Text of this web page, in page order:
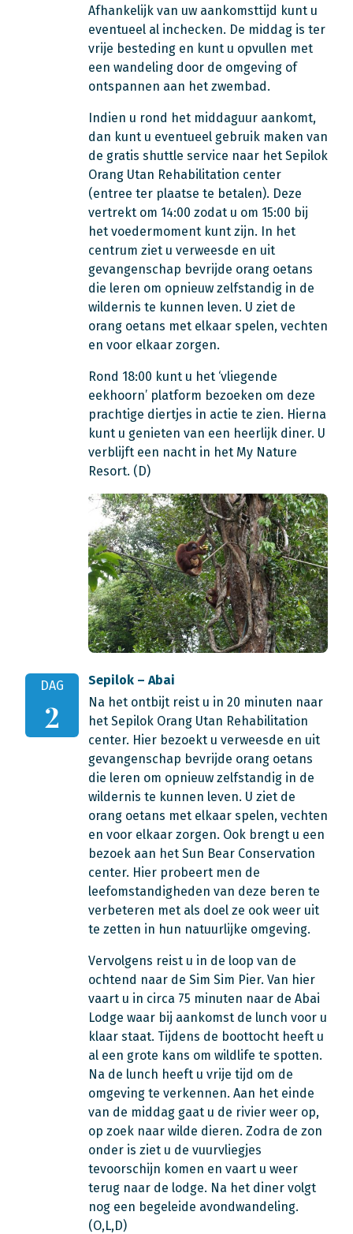
Afhankelijk van uw aankomsttijd kunt u
eventueel al inchecken. De middag is ter
vrije besteding en kunt u opvullen met
een wandeling door de omgeving of
ontspannen aan het zwembad.
Indien u rond het middaguur aankomt,
dan kunt u eventueel gebruik maken van
de gratis shuttle service naar het Sepilok
Orang Utan Rehabilitation center
(entree ter plaatse te betalen). Deze
vertrekt om 14:00 zodat u om 15:00 bij
het voedermoment kunt zijn. In het
centrum ziet u verweesde en uit
gevangenschap bevrijde orang oetans
die leren om opnieuw zelfstandig in de
wildernis te kunnen leven. U ziet de
orang oetans met elkaar spelen, vechten
en voor elkaar zorgen.
Rond 18:00 kunt u het ‘vliegende
eekhoorn’ platform bezoeken om deze
prachtige diertjes in actie te zien. Hierna
kunt u genieten van een heerlijk diner. U
verblijft een nacht in het My Nature
Resort. (D)
DAG
2
Sepilok – Abai
Na het ontbijt reist u in 20 minuten naar
het Sepilok Orang Utan Rehabilitation
center. Hier bezoekt u verweesde en uit
gevangenschap bevrijde orang oetans
die leren om opnieuw zelfstandig in de
wildernis te kunnen leven. U ziet de
orang oetans met elkaar spelen, vechten
en voor elkaar zorgen. Ook brengt u een
bezoek aan het Sun Bear Conservation
center. Hier probeert men de
leefomstandigheden van deze beren te
verbeteren met als doel ze ook weer uit
te zetten in hun natuurlijke omgeving.
Vervolgens reist u in de loop van de
ochtend naar de Sim Sim Pier. Van hier
vaart u in circa 75 minuten naar de Abai
Lodge waar bij aankomst de lunch voor u
klaar staat. Tijdens de boottocht heeft u
al een grote kans om wildlife te spotten.
Na de lunch heeft u vrije tijd om de
omgeving te verkennen. Aan het einde
van de middag gaat u de rivier weer op,
op zoek naar wilde dieren. Zodra de zon
onder is ziet u de vuurvliegjes
tevoorschijn komen en vaart u weer
terug naar de lodge. Na het diner volgt
nog een begeleide avondwandeling.
(O,L,D)